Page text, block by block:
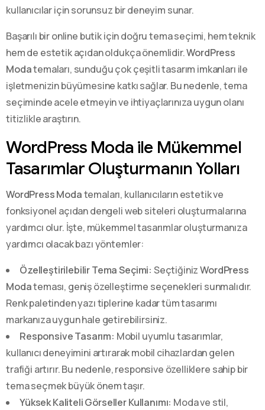
kullanıcılar için sorunsuz bir deneyim sunar.
Başarılı bir online butik için doğru tema seçimi, hem teknik
hem de estetik açıdan oldukça önemlidir.WordPress
Modatemaları, sunduğu çok çeşitli tasarım imkanları ile
işletmenizin büyümesine katkı sağlar. Bu nedenle, tema
seçiminde acele etmeyin ve ihtiyaçlarınıza uygun olanı
titizlikle araştırın.
WordPress Moda ile Mükemmel
Tasarımlar Oluşturmanın Yolları
WordPress Modatemaları, kullanıcıların estetik ve
fonksiyonel açıdan dengeli web siteleri oluşturmalarına
yardımcı olur. İşte, mükemmel tasarımlar oluşturmanıza
yardımcı olacak bazı yöntemler:
Özelleştirilebilir Tema Seçimi: SeçtiğinizWordPress
Modateması, geniş özelleştirme seçenekleri sunmalıdır.
Renk paletinden yazı tiplerine kadar tüm tasarımı
markanıza uygun hale getirebilirsiniz.
Responsive Tasarım: Mobil uyumlu tasarımlar,
kullanıcı deneyimini artırarak mobil cihazlardan gelen
trafiği artırır. Bu nedenle, responsive özelliklere sahip bir
tema seçmek büyük önem taşır.
Yüksek Kaliteli Görseller Kullanımı: Moda ve stil,